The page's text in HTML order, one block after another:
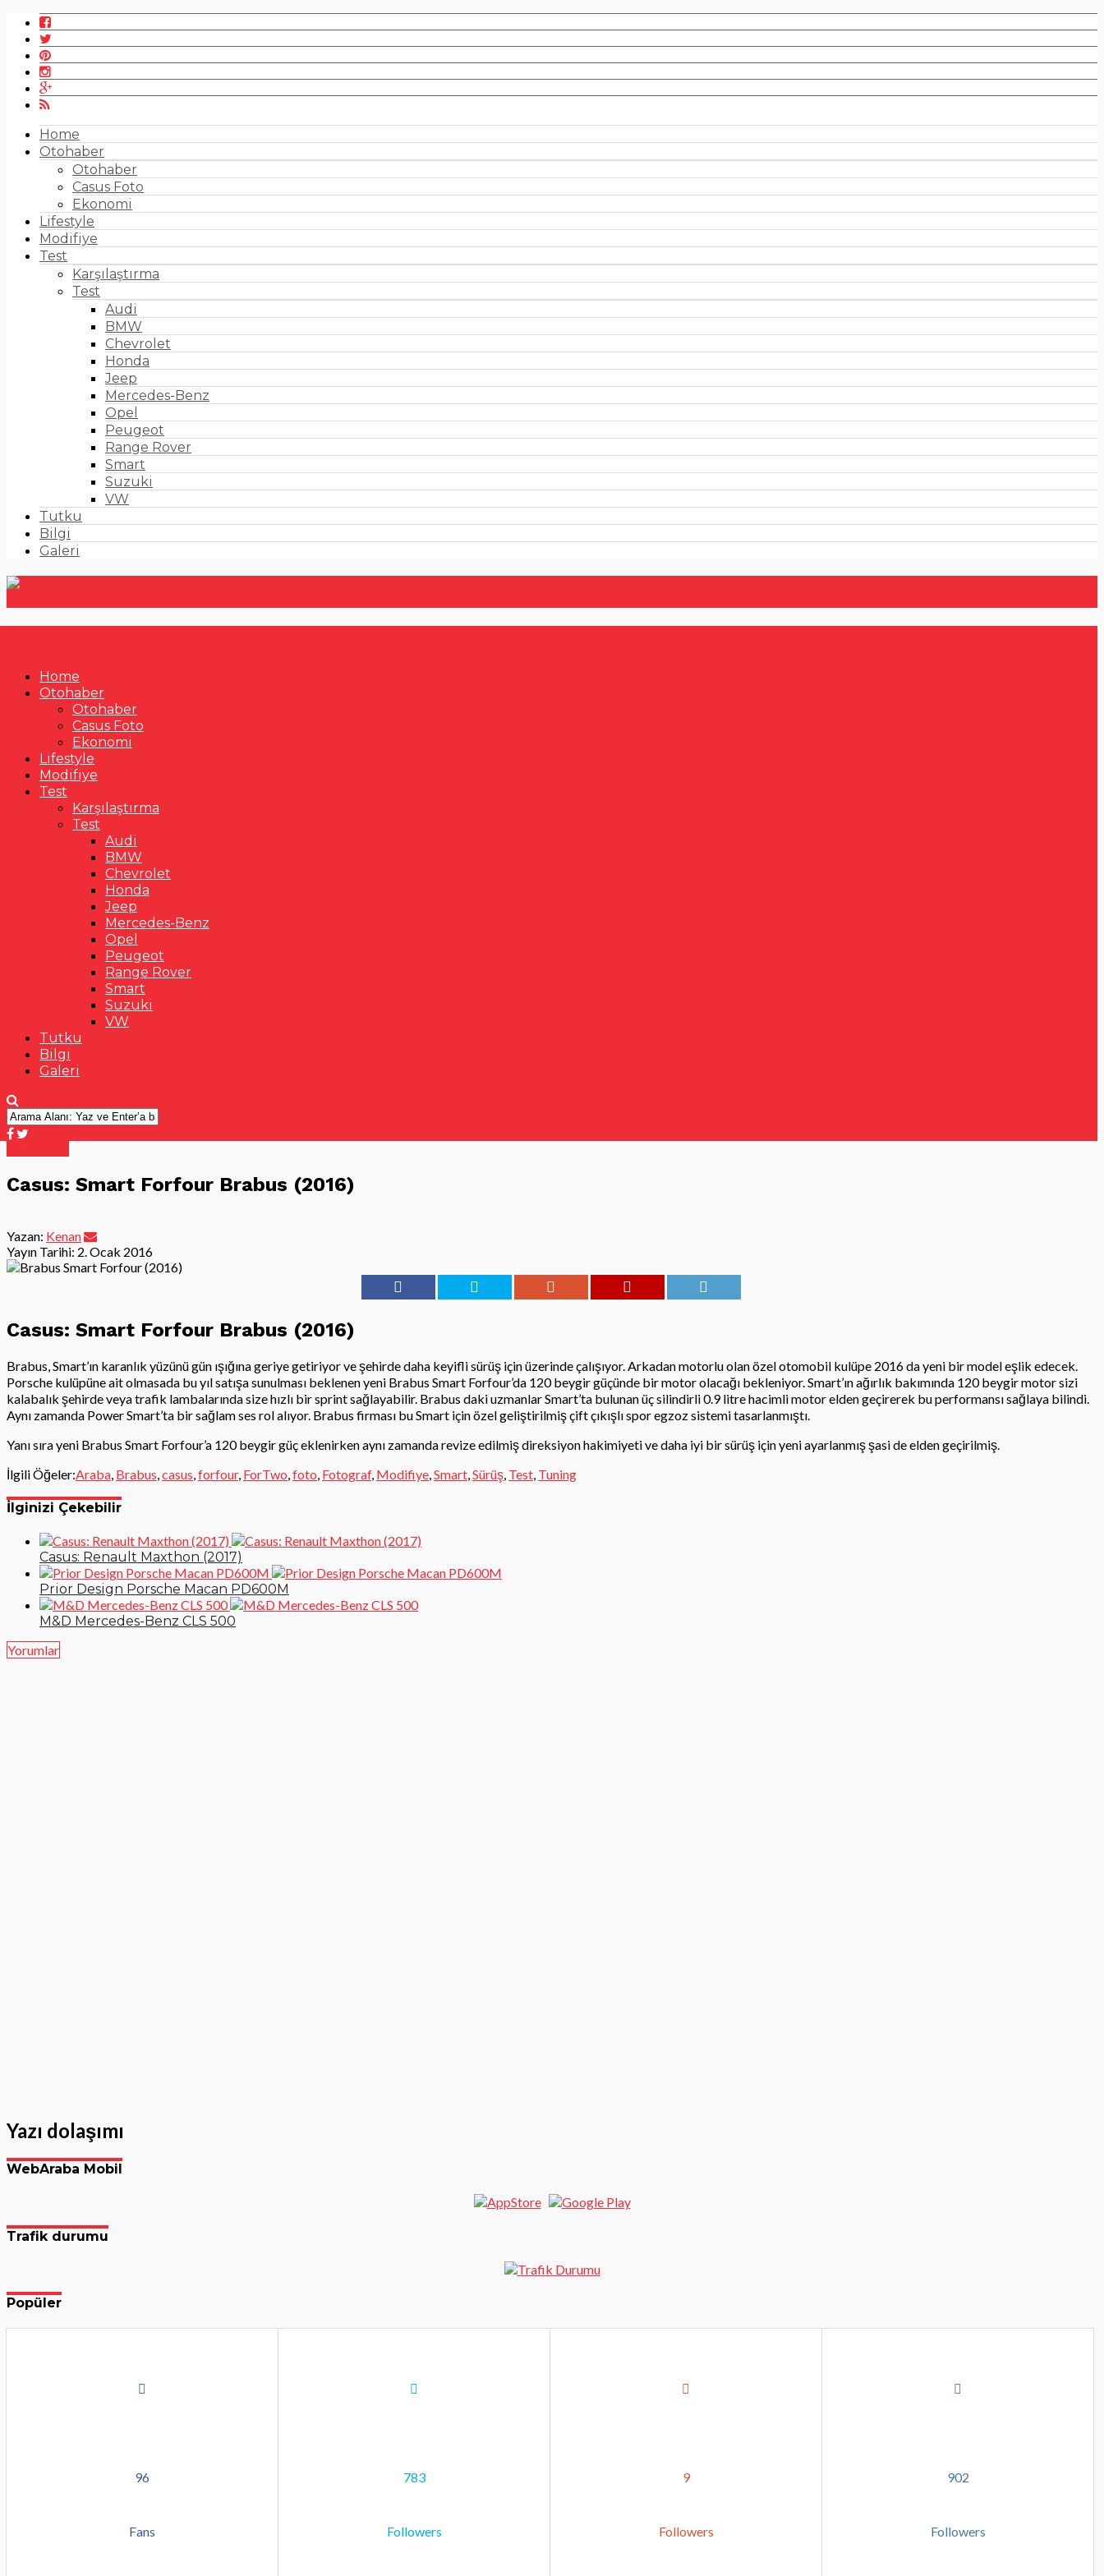
Home
Otohaber
Otohaber
Casus Foto
Ekonomi
Lifestyle
Modifiye
Test
Karşılaştırma
Test
Audi
BMW
Chevrolet
Honda
Jeep
Mercedes-Benz
Opel
Peugeot
Range Rover
Smart
Suzuki
VW
Tutku
Bilgi
Galeri
Home
Otohaber
Otohaber
Casus Foto
Ekonomi
Lifestyle
Modifiye
Test
Karşılaştırma
Test
Audi
BMW
Chevrolet
Honda
Jeep
Mercedes-Benz
Opel
Peugeot
Range Rover
Smart
Suzuki
VW
Tutku
Bilgi
Galeri
Casus: Smart Forfour Brabus (2016)
Yazan: Kenan
Yayın Tarihi: 2. Ocak 2016
Casus: Smart Forfour Brabus (2016)
Brabus, Smart’ın karanlık yüzünü gün ışığına geriye getiriyor ve şehirde daha keyifli sürüş için üzerinde çalışıyor. Arkadan motorlu olan özel otomobil kulüpe 2016 da yeni bir model eşlik edecek.
Porsche kulüpüne ait olmasada bu yıl satışa sunulması beklenen yeni Brabus Smart Forfour’da 120 beygir güçünde bir motor olacağı bekleniyor. Smart’ın ağırlık bakımında 120 beygir motor sizi
kalabalık şehirde veya trafik lambalarında size hızlı bir sprint sağlayabilir. Brabus daki uzmanlar Smart’ta bulunan üç silindirli 0.9 litre hacimli motor elden geçirerek bu performansı sağlaya bilindi.
Aynı zamanda Power Smart’ta bir sağlam ses rol alıyor. Brabus firması bu Smart için özel geliştirilmiş çift çıkışlı spor egzoz sistemi tasarlanmıştı.
Yanı sıra yeni Brabus Smart Forfour’a 120 beygir güç eklenirken aynı zamanda revize edilmiş direksiyon hakimiyeti ve daha iyi bir sürüş için yeni ayarlanmış şasi de elden geçirilmiş.
İlgili Öğeler:Araba Brabus casus forfour, ForTwo foto Fotograf, Modifiye Smart Sürüş Test Tuning
İlginizi Çekebilir
Casus: Renault Maxthon (2017)
Prior Design Porsche Macan PD600M
M&D Mercedes-Benz CLS 500
Yorumlar
Yazı dolaşımı
WebAraba Mobil
Trafik durumu
Popüler
96
Fans
783
Followers
9
Followers
902
Followers